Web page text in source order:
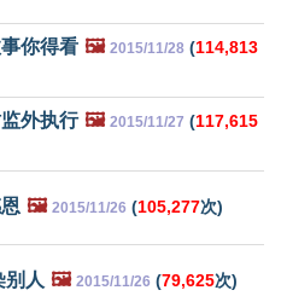
你得看 🖼️ 2015/11/28 (114,813
外执行 🖼️ 2015/11/27 (117,615
🖼️ 2015/11/26 (105,277次)
别人 🖼️ 2015/11/26 (79,625次)